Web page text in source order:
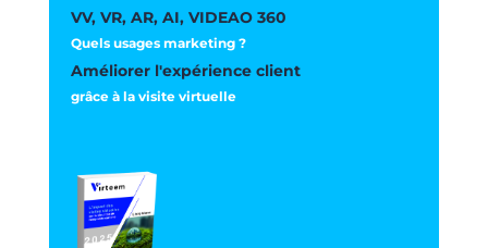
VV, VR, AR, AI, VIDEAO 360
Quels usages marketing ?
Améliorer l'expérience client
grâce à la visite virtuelle